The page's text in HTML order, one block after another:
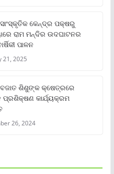
ସାଂସ୍କୃତିକ କେନ୍ଦ୍ର ପକ୍ଷରୁ
ରାମ ମନ୍ଦିର ଉଦଘାଟନର
ପାଳନ
21, 2025
ଶିଶୁଙ୍କ କ୍ଷେତ୍ରରେ
ପ୍ରଶିକ୍ଷଣ କାର୍ଯ୍ୟକ୍ରମ
26, 2024